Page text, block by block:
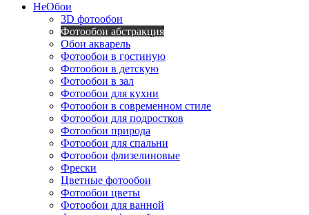
НеОбои
3D фотообои
Фотообои абстракция
Обои акварель
Фотообои в гостиную
Фотообои в детскую
Фотообои в зал
Фотообои для кухни
Фотообои в современном стиле
Фотообои для подростков
Фотообои природа
Фотообои для спальни
Фотообои флизелиновые
Фрески
Цветные фотообои
Фотообои цветы
Фотообои для ванной